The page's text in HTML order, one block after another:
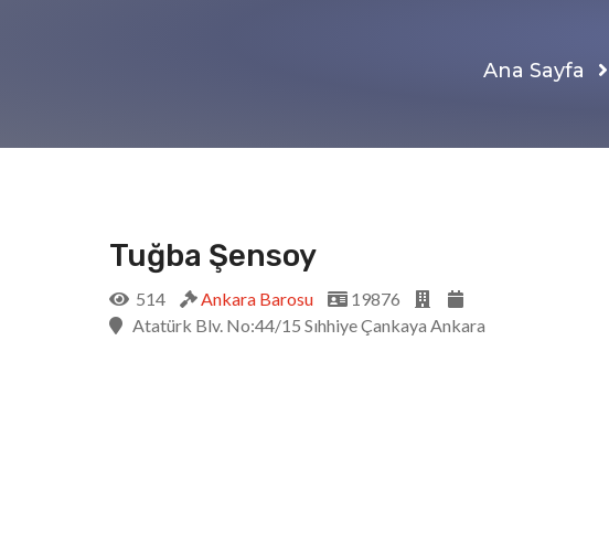
Ana Sayfa
Tuğba Şensoy
514 Ankara Barosu
19876
Atatürk Blv. No:44/15 Sıhhiye Çankaya Ankara